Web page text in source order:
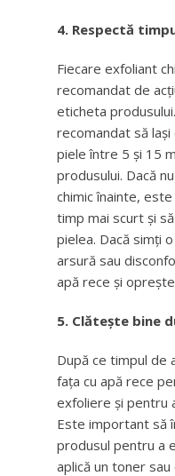
4. Respectă
Fiecare exfoliant
recomandat de
eticheta
recomandat să
piele între 5 și 15
produsului. Dacă
chimic înainte,
timp mai scurt și
pielea. Dacă simți
arsură sau
apă rece și
5. Clătește bine
După ce timpul de
fața cu apă rece
exfoliere și pentru
Este important să
produsul pentru a
aplică un toner